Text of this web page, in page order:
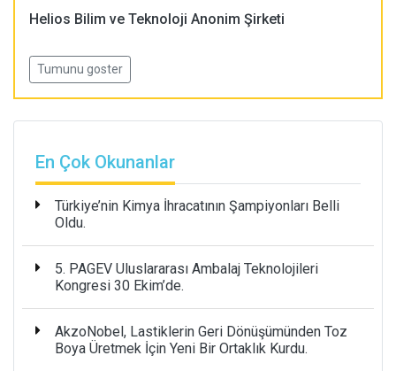
Helios Bilim ve Teknoloji Anonim Şirketi
Tumunu goster
En Çok Okunanlar
Türkiye’nin Kimya İhracatının Şampiyonları Belli
Oldu.
5. PAGEV Uluslararası Ambalaj Teknolojileri
Kongresi 30 Ekim’de.
AkzoNobel, Lastiklerin Geri Dönüşümünden Toz
Boya Üretmek İçin Yeni Bir Ortaklık Kurdu.